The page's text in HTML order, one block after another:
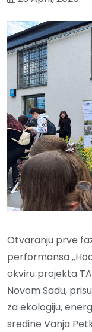
Otvaranju prve
performansa
okviru projekta
Novom Sadu,
za ekologiju,
sredine Vanja